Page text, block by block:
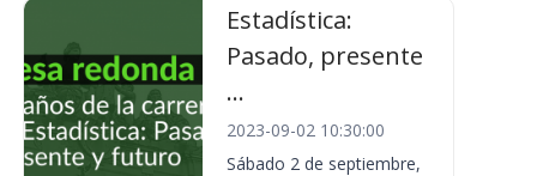
Estadística:
Pasado, presente
...
2023-09-02 10:30:00
Sábado 2 de septiembre,